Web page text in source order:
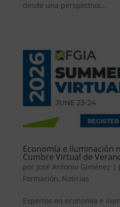
desde una perspectiva...
Economía e iluminación
Cumbre Virtual de
por José Antonio Giménez |
Formación, Noticias
Expertos en economía e